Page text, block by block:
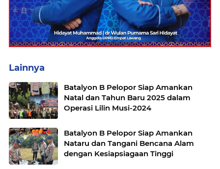
Lainnya
Batalyon B Pelopor Siap Amankan
Natal dan Tahun Baru 2025 dalam
Operasi Lilin Musi-2024
Batalyon B Pelopor Siap Amankan
Nataru dan Tangani Bencana Alam
dengan Kesiapsiagaan Tinggi